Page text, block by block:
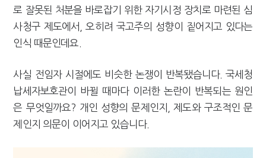
배달라이더 원천징수 세금 인하…환급 플랫폼 수익성 악화될까
상속·증여세 조사, 이제 코인거래소까지 샅샅이 본다
고액자산가 더 옥죈다…해외신탁 미신고 제보에 포상금
[2026 세제개편]"상속 닥치면 늦다"…가업승계 성패, 시간에 달렸다
로 잘못된 처분을 바로잡기 위한 자기시정 장치로 마련된 심
사청구 제도에서, 오히려 국고주의 성향이 짙어지고 있다는
인식 때문인데요.
사실 전임자 시절에도 비슷한 논쟁이 반복됐습니다. 국세청
납세자보호관이 바뀔 때마다 이러한 논란이 반복되는 원인
은 무엇일까요? 개인 성향의 문제인지, 제도와 구조적인 문
제인지 의문이 이어지고 있습니다.